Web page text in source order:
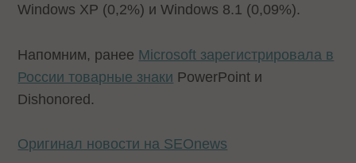
Windows XP (0,2%) и Windows 8.1 (0,09%).
Напомним, ранее Microsoft зарегистрировала в
России товарные знаки PowerPoint и
Dishonored.
Оригинал новости на SEOnews